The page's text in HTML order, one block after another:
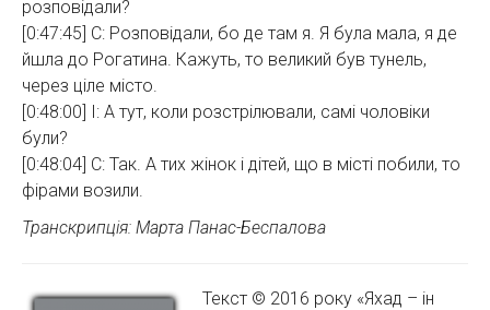
розповідали?
[0:47:45] С: Розповідали, бо де там я. Я була мала, я де
йшла до Рогатина. Кажуть, то великий був тунель,
через ціле місто.
[0:48:00] І: А тут, коли розстрілювали, самі чоловіки
були?
[0:48:04] С: Так. А тих жінок і дітей, що в місті побили, то
фірами возили.
Транскрипція: Марта Панас-Беспалова
Текст © 2016 року «Яхад – ін